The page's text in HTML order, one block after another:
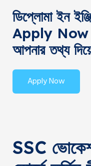
ডিপ্লোমা ইন
Apply Now
আপনার তথ্য
Apply Now
SSC